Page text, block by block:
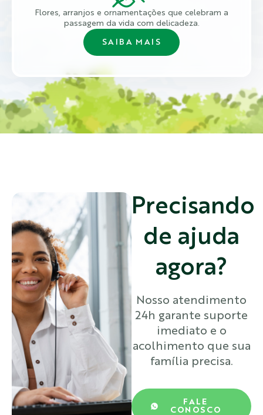
Flores, arranjos e ornamentações que celebram a
passagem da vida com delicadeza.
SAIBA MAIS
Precisando
de ajuda
agora?
Nosso atendimento
24h garante suporte
imediato e o
acolhimento que sua
família precisa.
FALE
CONOSCO